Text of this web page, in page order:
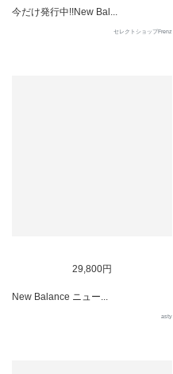
今だけ発行中!!New Bal...
セレクトショップFrenz
29,800円
New Balance ニュー...
asty